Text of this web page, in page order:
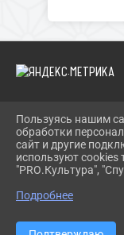
2026 Г. SOLN-
ВХОД
КАРТА САЙТА
ПОЛИТИКА
СДЕЛАНО НА
Пользуясь нашим
обработки
сайт и другие
используют cookies
"PRO.Культура",
Подробнее